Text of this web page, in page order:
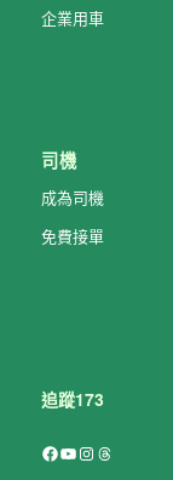
企業用車
司機
成為司機
免費接單
追蹤173
Facebook
YouTube
Instagram
Threads